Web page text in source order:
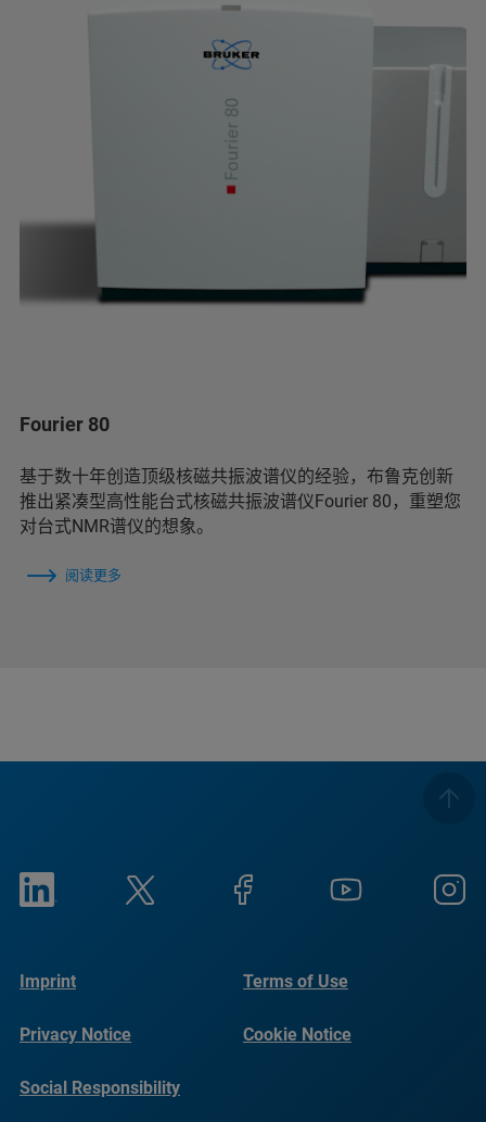
Fourier 80
基于数十年创造顶级核磁共振波谱仪的经验，布鲁克创新
推出紧凑型高性能台式核磁共振波谱仪Fourier 80，重塑您
对台式NMR谱仪的想象。
阅读更多
Imprint Terms of Use
Privacy Notice Cookie Notice
Social Responsibility